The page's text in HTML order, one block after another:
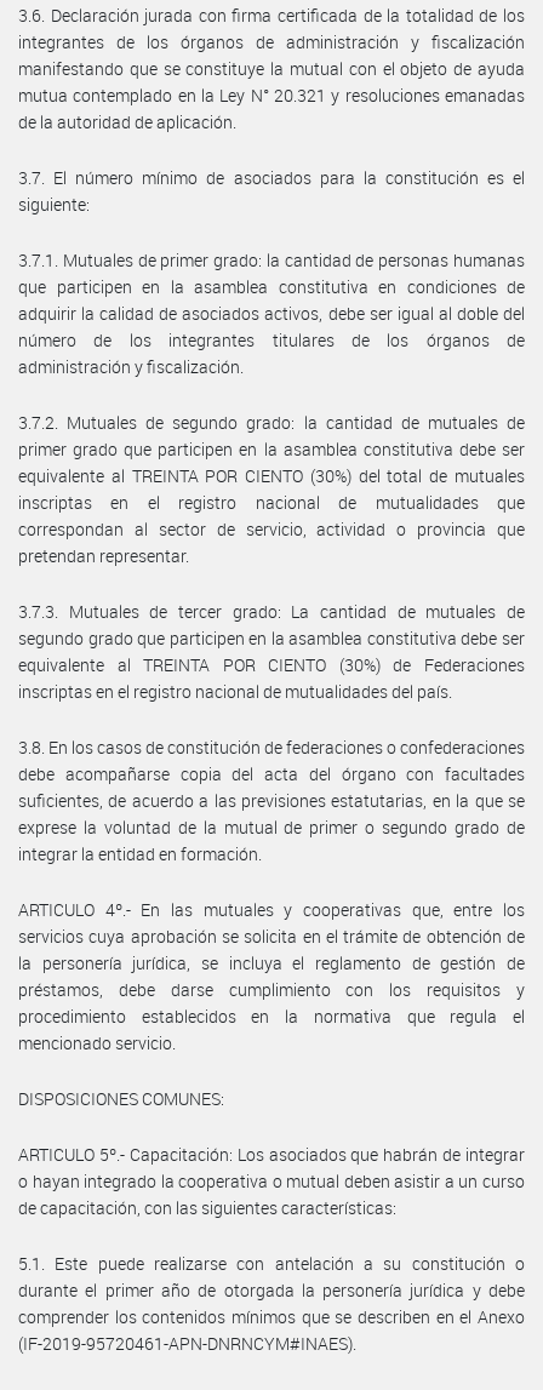
3.6. Declaración jurada con firma certificada de la totalidad de los
integrantes de los órganos de administración y fiscalización
manifestando que se constituye la mutual con el objeto de ayuda
mutua contemplado en la Ley N° 20.321 y resoluciones emanadas
de la autoridad de aplicación.
3.7. El número mínimo de asociados para la constitución es el
siguiente:
3.7.1. Mutuales de primer grado: la cantidad de personas humanas
que participen en la asamblea constitutiva en condiciones de
adquirir la calidad de asociados activos, debe ser igual al doble del
número de los integrantes titulares de los órganos de
administración y fiscalización.
3.7.2. Mutuales de segundo grado: la cantidad de mutuales de
primer grado que participen en la asamblea constitutiva debe ser
equivalente al TREINTA POR CIENTO (30%) del total de mutuales
inscriptas en el registro nacional de mutualidades que
correspondan al sector de servicio, actividad o provincia que
pretendan representar.
3.7.3. Mutuales de tercer grado: La cantidad de mutuales de
segundo grado que participen en la asamblea constitutiva debe ser
equivalente al TREINTA POR CIENTO (30%) de Federaciones
inscriptas en el registro nacional de mutualidades del país.
3.8. En los casos de constitución de federaciones o confederaciones
debe acompañarse copia del acta del órgano con facultades
suficientes, de acuerdo a las previsiones estatutarias, en la que se
exprese la voluntad de la mutual de primer o segundo grado de
integrar la entidad en formación.
ARTICULO 4º.- En las mutuales y cooperativas que, entre los
servicios cuya aprobación se solicita en el trámite de obtención de
la personería jurídica, se incluya el reglamento de gestión de
préstamos, debe darse cumplimiento con los requisitos y
procedimiento establecidos en la normativa que regula el
mencionado servicio.
DISPOSICIONES COMUNES:
ARTICULO 5º.- Capacitación: Los asociados que habrán de integrar
o hayan integrado la cooperativa o mutual deben asistir a un curso
de capacitación, con las siguientes características:
5.1. Este puede realizarse con antelación a su constitución o
durante el primer año de otorgada la personería jurídica y debe
comprender los contenidos mínimos que se describen en el Anexo
(IF-2019-95720461-APN-DNRNCYM#INAES).